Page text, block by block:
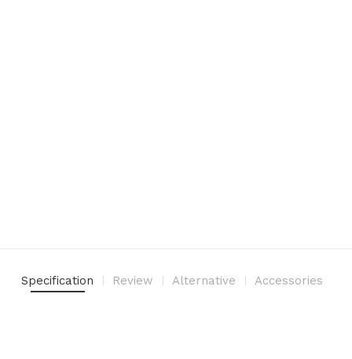
Specification Review Alternative Accessories